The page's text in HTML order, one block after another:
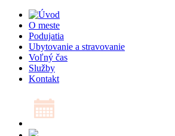
O meste
Podujatia
Ubytovanie a stravovanie
Voľný čas
Služby
Kontakt